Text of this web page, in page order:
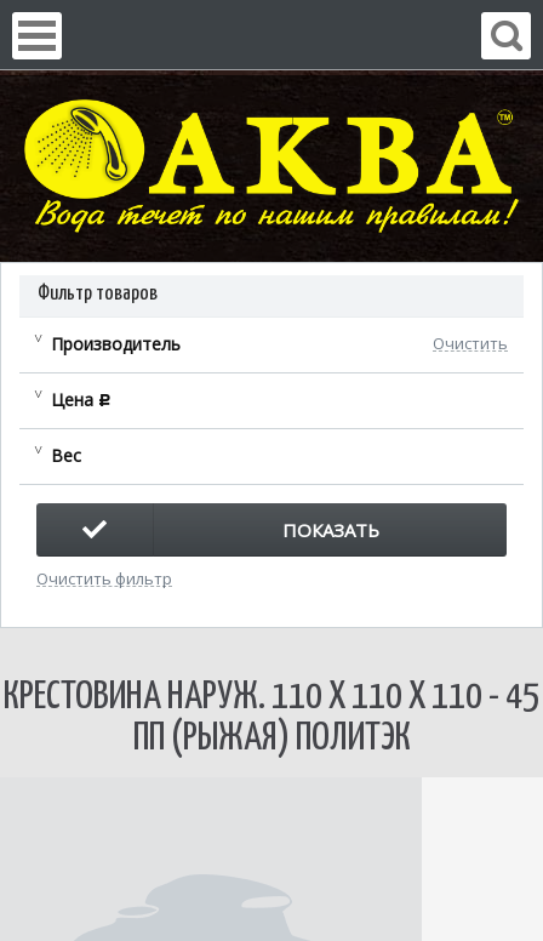
Фильтр товаров
Производитель Очистить
Цена c
Вес
ПОКАЗАТЬ
Очистить фильтр
КРЕСТОВИНА НАРУЖ. 110 Х 110 Х 110 - 45
ПП (РЫЖАЯ) ПОЛИТЭК